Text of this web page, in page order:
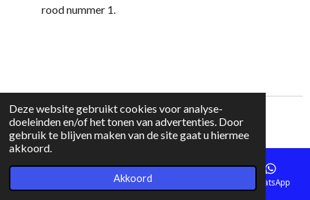
Deze website gebruikt cookies voor analyse-
doeleinden en/of het tonen van advertenties. Door
gebruik te blijven maken van de site gaat u hiermee
akkoord.
Akkoord
rood nummer 1.
© 2010 - 2026 Polomania
Telefoonnummer WhatsApp